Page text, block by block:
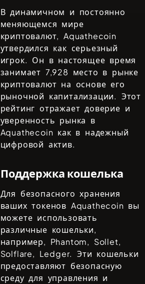
В динамичном и постоянно
меняющемся мире
криптовалют,Aquathecoin
утвердился как серьезный
игрок. Он в настоящее время
занимает 7,928 место в рынке
криптовалют на основе его
рыночной капитализации. Этот
рейтинг отражает доверие и
уверенность рынка в
Aquathecoin как в надежный
цифровой актив.
Поддержка кошелька
Для безопасного хранения
ваших токенов Aquathecoin вы
можете использовать
различные кошельки,
например, Phantom, Sollet,
Solflare, Ledger. Эти кошельки
предоставляют безопасную
среду для управления и